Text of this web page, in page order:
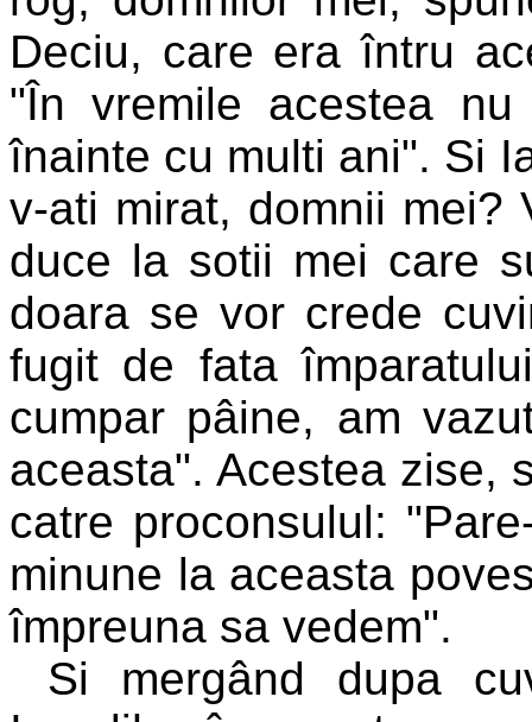
Deciu, care era întru
"În vremile acestea
înainte cu multi ani". Si
v-ati mirat, domnii mei?
duce la sotii mei care
doara se vor crede
fugit de fata
cumpar pâine, am
aceasta". Acestea zise,
catre proconsulul:
minune la aceasta
împreuna sa vedem".
Si mergând dupa